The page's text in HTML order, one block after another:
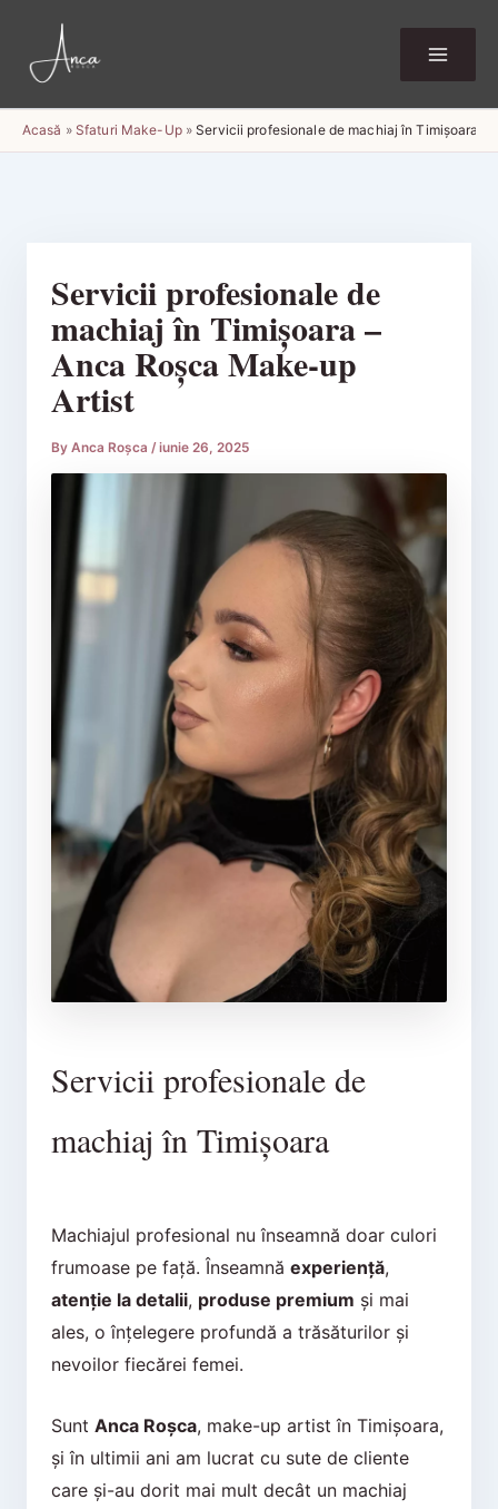
content
Acasă » Sfaturi Make-Up»Servicii profesionale de machiaj în Timișoara –
Servicii profesionale de
machiaj în Timișoara –
Anca Roșca Make-up
Artist
By Anca Roșca /iunie 26, 2025
Servicii profesionale de
machiaj în Timișoara
Machiajul profesional nu înseamnă doar culori
frumoase pe față. Înseamnă experiență,
atenție la detalii, produse premium și mai
ales, o înțelegere profundă a trăsăturilor și
nevoilor fiecărei femei.
Sunt Anca Roșca, make-up artist în Timișoara,
și în ultimii ani am lucrat cu sute de cliente
care și-au dorit mai mult decât un machiaj